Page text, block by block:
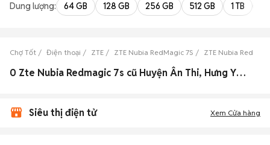
Dung lượng: 64 GB 128 GB 256 GB 512 GB 1 TB
Chợ Tốt Điện thoại ZTE ZTE Nubia RedMagic 7S ZTE Nubia
0 Zte Nubia Redmagic 7s cũ Huyện Ân Thi, Hưng Yên đẹp
Siêu thị điện tử Xem Cửa hàng